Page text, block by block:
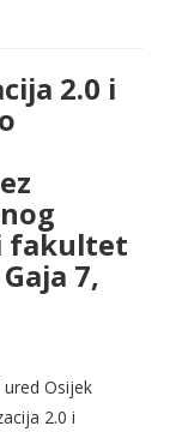
2.0 i
fakultet
7,
Osijek
2.0 i